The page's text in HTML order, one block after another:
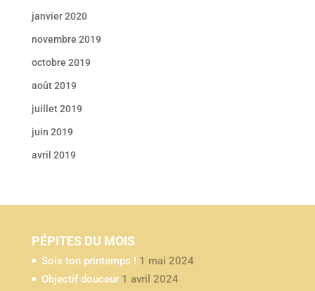
janvier 2020
novembre 2019
octobre 2019
août 2019
juillet 2019
juin 2019
avril 2019
PÉPITES DU MOIS
Sois ton printemps ! 1 mai 2024
Objectif douceur 1 avril 2024